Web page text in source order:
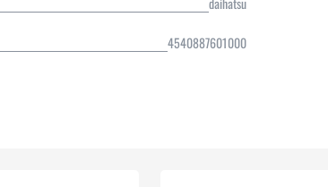
4540887601000